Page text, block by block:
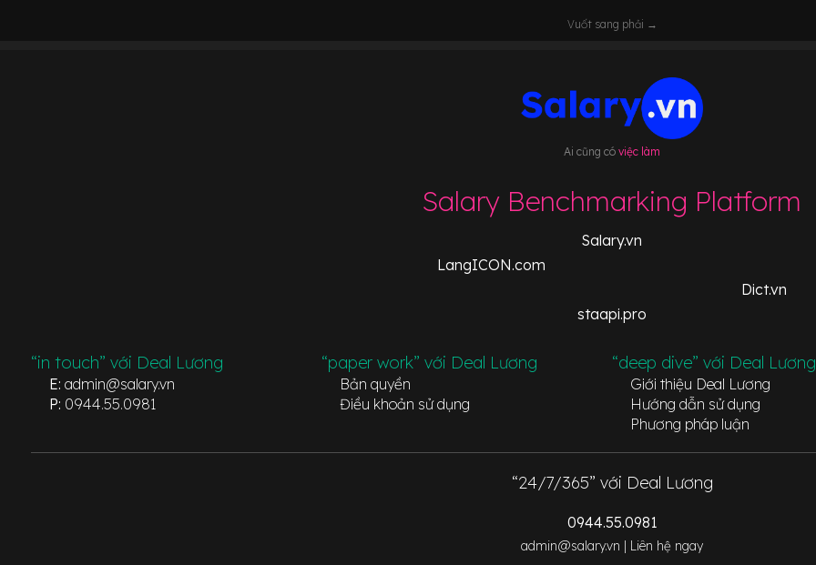
Vuốt sang phải →
Ai cũng cóviệc làm
Salary Benchmarking Platform
Salary.vn
LangICON.com
Dict.vn
staapi.pro
“in touch” với Deal Lương
E: admin@salary.vn
P: 0944.55.0981
“paper work” với Deal Lương
Bản quyền
Điều khoản sử dụng
“deep dive” với Deal Lương
Giới thiệu Deal Lương
Hướng dẫn sử dụng
Phương pháp luận
“24/7/365” với Deal Lương
0944.55.0981
admin@salary.vn | Liên hệ ngay